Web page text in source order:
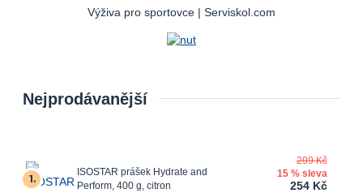
Výživa pro sportovce | Serviskol.com
Nejprodávanější
1.
ISOSTAR prášek Hydrate and
Perform, 400 g, citron
299 Kč
15 % sleva
254 Kč